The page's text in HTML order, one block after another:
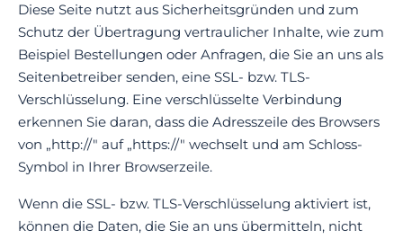
Diese Seite nutzt aus Sicherheitsgründen und zum
Schutz der Übertragung vertraulicher Inhalte, wie zum
Beispiel Bestellungen oder Anfragen, die Sie an uns als
Seitenbetreiber senden, eine SSL- bzw. TLS-
Verschlüsselung. Eine verschlüsselte Verbindung
erkennen Sie daran, dass die Adresszeile des Browsers
von „http://" auf „https://" wechselt und am Schloss-
Symbol in Ihrer Browserzeile.
Wenn die SSL- bzw. TLS-Verschlüsselung aktiviert ist,
können die Daten, die Sie an uns übermitteln, nicht